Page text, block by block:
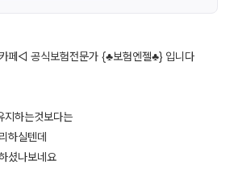
페◁ 공식보험전문가 {♣보험엔젤♣} 입니다
지하는것보다는
하실텐데
셨나보네요